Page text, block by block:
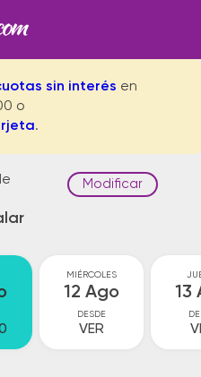
sin interés en
o
.
Modificar
MIÉRCOLES
12 Ago
DESDE
VER
13